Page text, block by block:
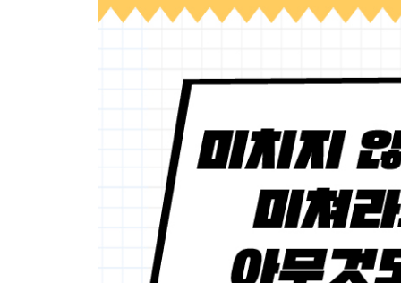
변화를 멈추지 마라
벌거숭이가 되어라
분석하고 분석하라
궁극의 목적지만 노려보라
제6장 살아가는 법 - 편애와 열광으로 승부하라
그저 열광하라
숫자에서 도망치지 마라